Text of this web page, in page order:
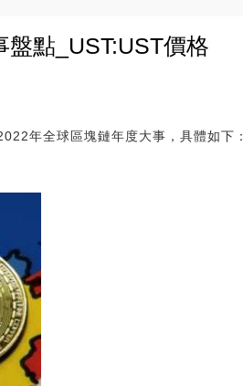
點_UST:UST價格
年全球區塊鏈年度大事，具體如下：